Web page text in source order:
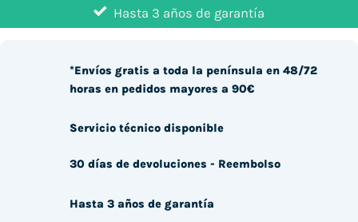
Hasta 3 años de garantía
*Envíos gratis a toda la península en 48/72
horas en pedidos mayores a 90€
Servicio técnico disponible
30 días de devoluciones - Reembolso
Hasta 3 años de garantía